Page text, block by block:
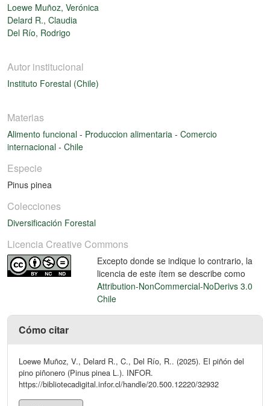
Loewe Muñoz, Verónica
Delard R., Claudia
Del Río, Rodrigo
Autor institucional
Instituto Forestal (Chile)
Materias
Alimento funcional - Produccion alimentaria - Comercio
internacional - Chile
Especie
Pinus pinea
Colecciones
Diversificación Forestal
Licencia Creative Commons
Excepto donde se indique lo contrario, la
licencia de este ítem se describe como
Attribution-NonCommercial-NoDerivs 3.0
Chile
Cómo citar
Loewe Muñoz, V., Delard R., C., Del Río, R.. (2025). El piñón del
pino piñonero (Pinus pinea L.). INFOR.
https://bibliotecadigital.infor.cl/handle/20.500.12220/32932